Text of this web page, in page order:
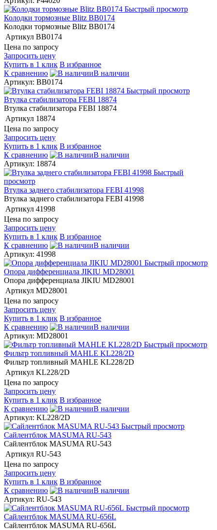
Быстрый просмотр
Колодки тормозные Blitz BB0174
Колодки тормозные Blitz BB0174
Артикул BB0174
Цена по запросу
Запросить цену
Купить в 1 клик В избранное
К сравнению
В наличии
Артикул: BB0174
Быстрый просмотр
Втулка стабилизатора FEBI 18874
Втулка стабилизатора FEBI 18874
Артикул 18874
Цена по запросу
Запросить цену
Купить в 1 клик В избранное
К сравнению
В наличии
Артикул: 18874
Быстрый
просмотр
Втулка заднего стабилизатора FEBI 41998
Втулка заднего стабилизатора FEBI 41998
Артикул 41998
Цена по запросу
Запросить цену
Купить в 1 клик В избранное
К сравнению
В наличии
Артикул: 41998
Быстрый просмотр
Опора дифференциала JIKIU MD28001
Опора дифференциала JIKIU MD28001
Артикул MD28001
Цена по запросу
Запросить цену
Купить в 1 клик В избранное
К сравнению
В наличии
Артикул: MD28001
Быстрый просмотр
Фильтр топливный MAHLE KL228/2D
Фильтр топливный MAHLE KL228/2D
Артикул KL228/2D
Цена по запросу
Запросить цену
Купить в 1 клик В избранное
К сравнению
В наличии
Артикул: KL228/2D
Быстрый просмотр
Сайлентблок MASUMA RU-543
Сайлентблок MASUMA RU-543
Артикул RU-543
Цена по запросу
Запросить цену
Купить в 1 клик В избранное
К сравнению
В наличии
Артикул: RU-543
Быстрый просмотр
Сайлентблок MASUMA RU-656L
Сайлентблок MASUMA RU-656L